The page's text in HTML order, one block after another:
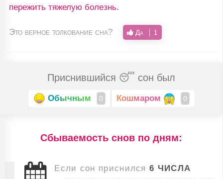
пережить тяжелую болезнь.
Это верное толкование сна? Да 1
Приснившийся 😴 сон был
Обычным 0 Кошмаром 0
Cбываемость снов по дням:
Если сон приснился 6 ЧИСЛА